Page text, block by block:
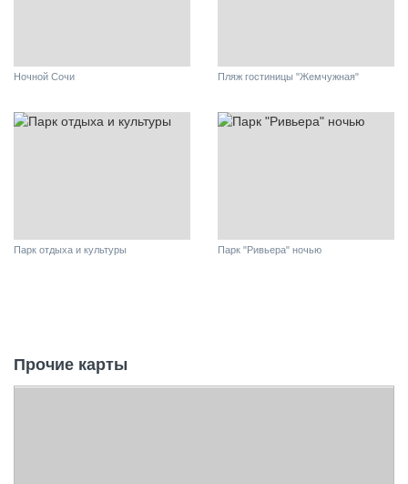
Ночной Сочи Пляж гостиницы "Жемчужная"
Парк отдыха и культуры Парк "Ривьера" ночью
Прочие карты